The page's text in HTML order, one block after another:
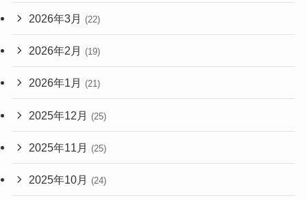
2026年3月 (22)
2026年2月 (19)
2026年1月 (21)
2025年12月 (25)
2025年11月 (25)
2025年10月 (24)